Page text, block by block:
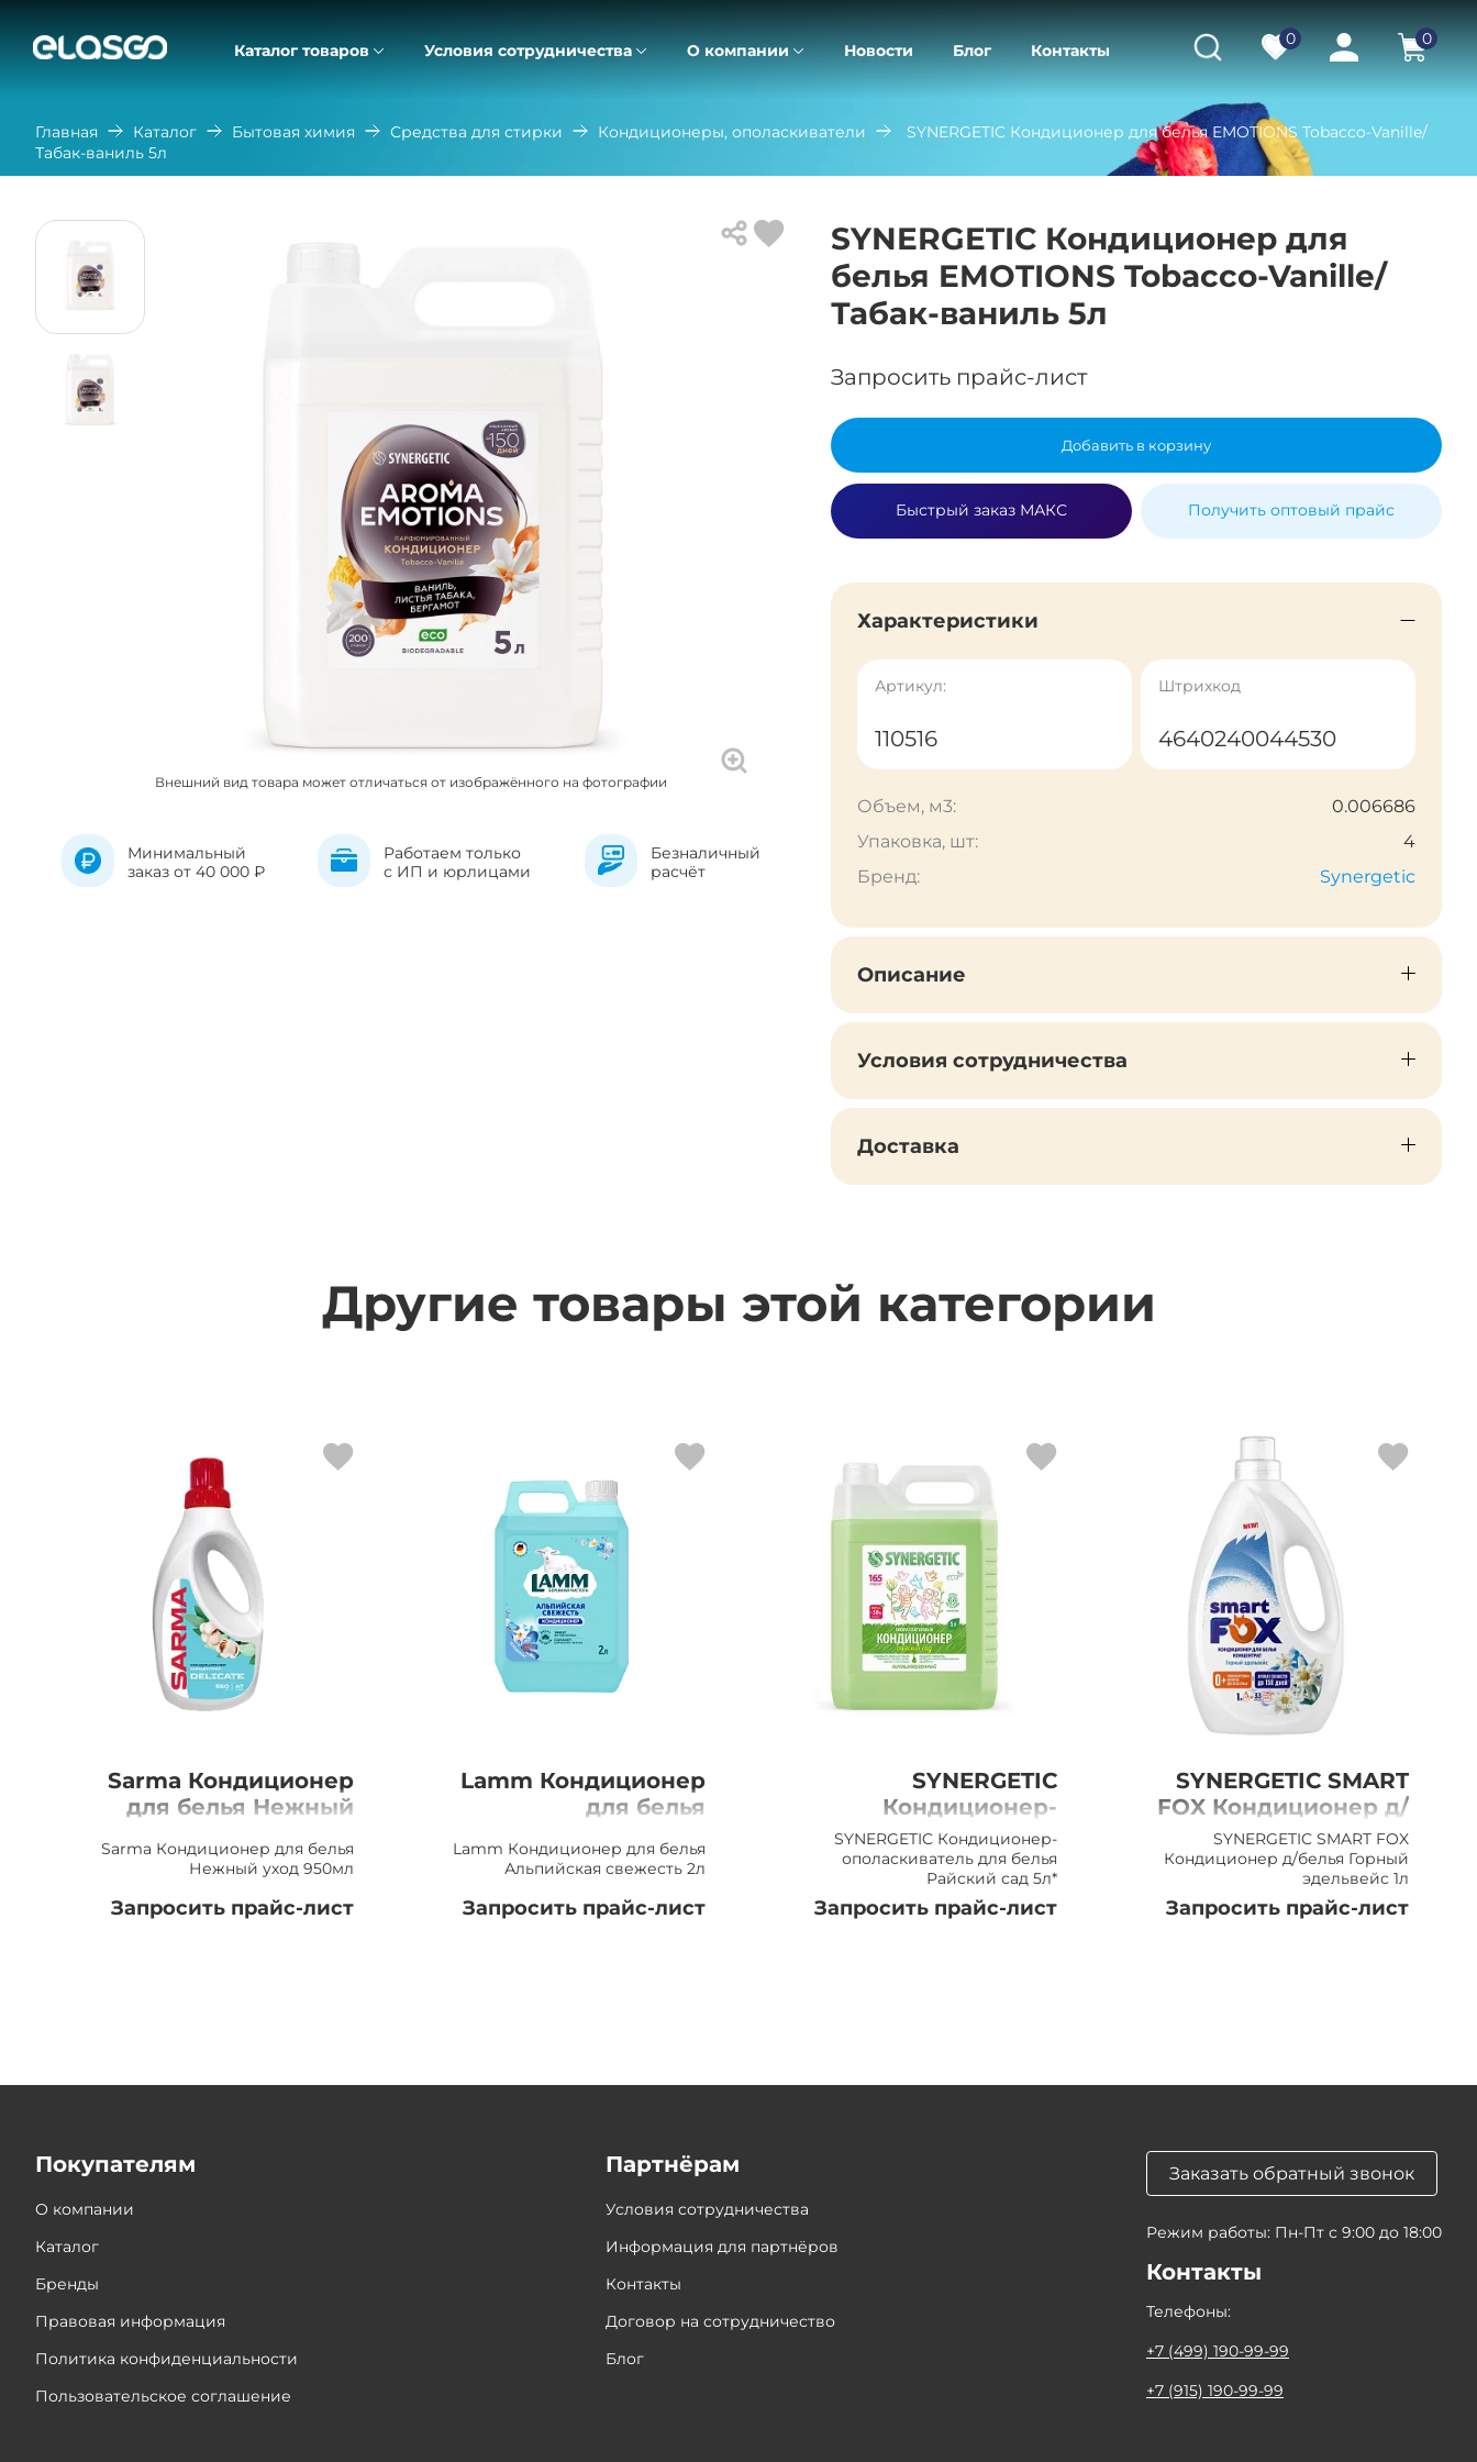
Каталог товаров Условия сотрудничества О компании Новости Блог Контакты
0 0
Главная Каталог Бытовая химия Средства для стирки Кондиционеры, ополаскиватели
SYNERGETIC Кондиционер для белья EMOTIONS Tobacco-Vanille/
Табак-ваниль 5л
Внешний вид товара может отличаться от изображённого на фотографии
Минимальный
заказ от 40 000 ₽
Работаем только
с ИП и юрлицами
Безналичный
расчёт
SYNERGETIC Кондиционер для
белья EMOTIONS Tobacco-Vanille/
Табак-ваниль 5л
Запросить прайс-лист
Добавить в корзину
Быстрый заказ МАКС Получить оптовый прайс
Характеристики
Артикул:
110516
Штрихкод
4640240044530
Объем, м3:
0.006686
Упаковка, шт:
4
Бренд:
Synergetic
Описание
Условия сотрудничества
Доставка
Другие товары этой категории
Sarma Кондиционер
для белья Нежный
Sarma Кондиционер для белья
Нежный уход 950мл
Запросить прайс-лист
Lamm Кондиционер
для белья
свежесть, 2л
Lamm Кондиционер для белья
Альпийская свежесть 2л
Запросить прайс-лист
SYNERGETIC
Кондиционер-
ополаскиватель для
белья Райский сад,
5л
SYNERGETIC Кондиционер-
ополаскиватель для белья
Райский сад 5л*
Запросить прайс-лист
SYNERGETIC SMART
FOX Кондиционер д/
белья Горный
эдельвейс 1л
SYNERGETIC SMART FOX
Кондиционер д/белья Горный
эдельвейс 1л
Запросить прайс-лист
Покупателям
О компании
Каталог
Бренды
Правовая информация
Политика конфиденциальности
Пользовательское соглашение
Партнёрам
Условия сотрудничества
Информация для партнёров
Контакты
Договор на сотрудничество
Блог
Заказать обратный звонок
Режим работы: Пн-Пт с 9:00 до 18:00
Контакты
Телефоны:
+7 (499) 190-99-99
+7 (915) 190-99-99